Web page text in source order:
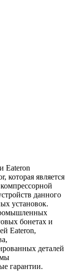
Eateron
которая является
данного
установок.
бонетах и
Eateron,
деталей
гарантии.